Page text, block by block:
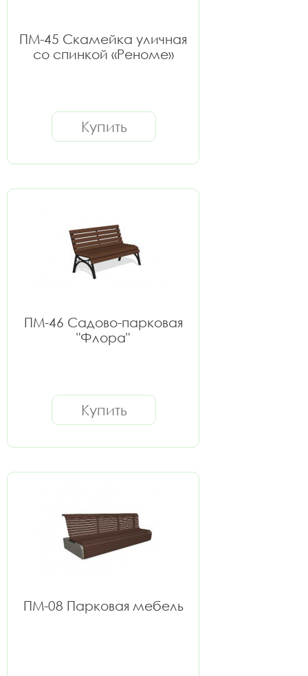
ПМ-45 Скамейка уличная
со спинкой «Реноме»
Купить
ПМ-46 Садово-парковая
"Флора"
Купить
ПМ-08 Парковая мебель